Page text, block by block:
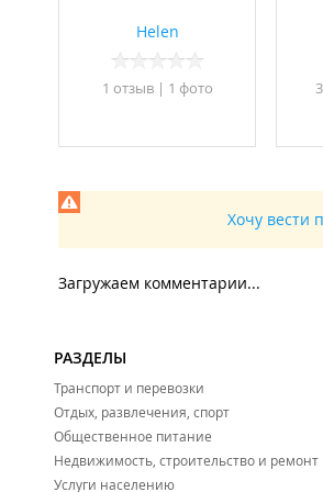
Helen
1 отзыв | 1 фото
Хочу вести
Загружаем комментарии...
РАЗДЕЛЫ
Транспорт и перевозки
Отдых, развлечения, спорт
Общественное питание
Недвижимость, строительство и ремонт
Услуги населению